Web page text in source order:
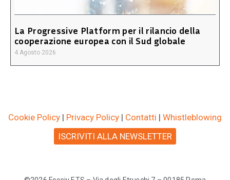
La Progressive Platform per il rilancio della
cooperazione europea con il Sud globale
4 Agosto 2026
Cookie Policy | Privacy Policy | Contatti | Whistleblowing
ISCRIVITI ALLA NEWSLETTER